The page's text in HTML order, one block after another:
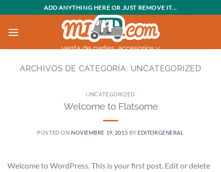
al
contenido
ADD ANYTHING HERE OR JUST REMOVE IT...
venta de partes, accesorios y
ARCHIVOS DE CATEGORÍA: UNCATEGORIZED
UNCATEGORIZED
Welcome to Flatsome
POSTED ON NOVIEMBRE 19, 2015 BY EDITORGENERAL
Welcome to WordPress. This is your first post. Edit or delete